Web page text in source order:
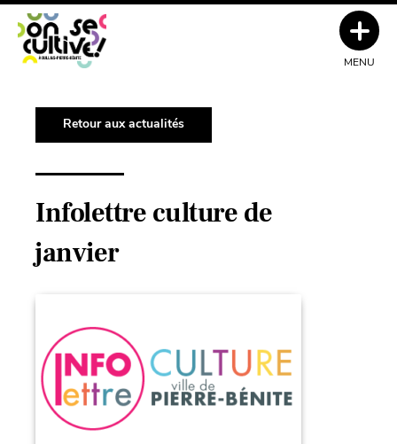
Retour aux actualités
Infolettre culture de
janvier
MENU